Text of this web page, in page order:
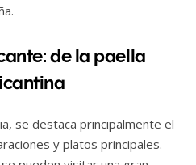
de la paella
se destaca principalmente el
y platos principales.